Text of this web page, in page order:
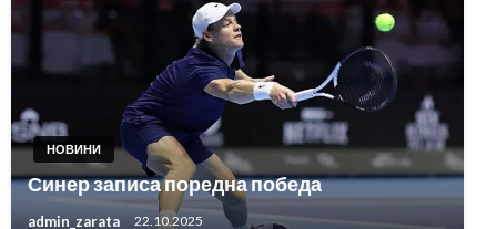
НОВИНИ
Синер записа поредна победа
admin_zarata 22.10.2025